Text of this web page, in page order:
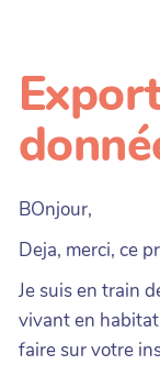
BOnjour,
Deja, merci, ce
Je suis en train
vivant en
faire sur votre